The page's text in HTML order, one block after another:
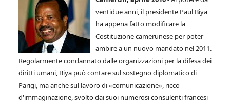
ventidue anni, il presidente Paul Biya
ha appena fatto modificare la
Costituzione camerunese per poter
ambire a un nuovo mandato nel 2011.
Regolarmente condannato dalle organizzazioni per la difesa dei
diritti umani, Biya può contare sul sostegno diplomatico di
Parigi, ma anche sul lavoro di «comunicazione», ricco
d'immaginazione, svolto dai suoi numerosi consulenti francesi